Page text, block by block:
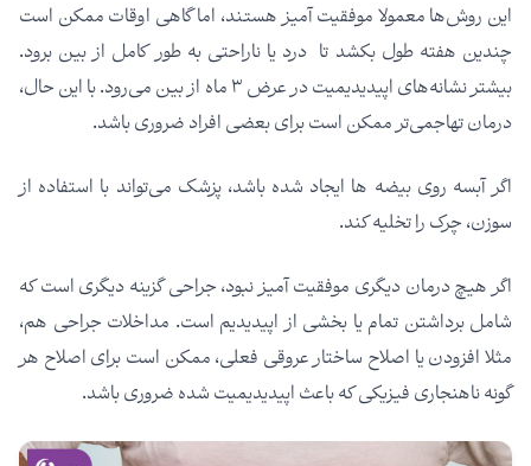
این روش‌ها معمولا موفقیت آمیز هستند، اما گاهی اوقات ممکن است
چندین هفته طول بکشد تا درد یا ناراحتی به طور کامل از بین برود.
بیشتر نشانه‌های اپیدیدیمیت در عرض ۳ ماه از بین می‌رود. با این حال،
درمان تهاجمی‌تر ممکن است برای بعضی افراد ضروری باشد.
اگر آبسه روی بیضه ها ایجاد شده باشد، پزشک می‌تواند با استفاده از
سوزن، چرک را تخلیه کند.
اگر هیچ درمان دیگری موفقیت آمیز نبود، جراحی گزینه دیگری است که
شامل برداشتن تمام یا بخشی از اپیدیدیم است. مداخلات جراحی هم،
مثلا افزودن یا اصلاح ساختار عروقی فعلی، ممکن است برای اصلاح هر
گونه ناهنجاری فیزیکی که باعث اپیدیدیمیت شده ضروری باشد.